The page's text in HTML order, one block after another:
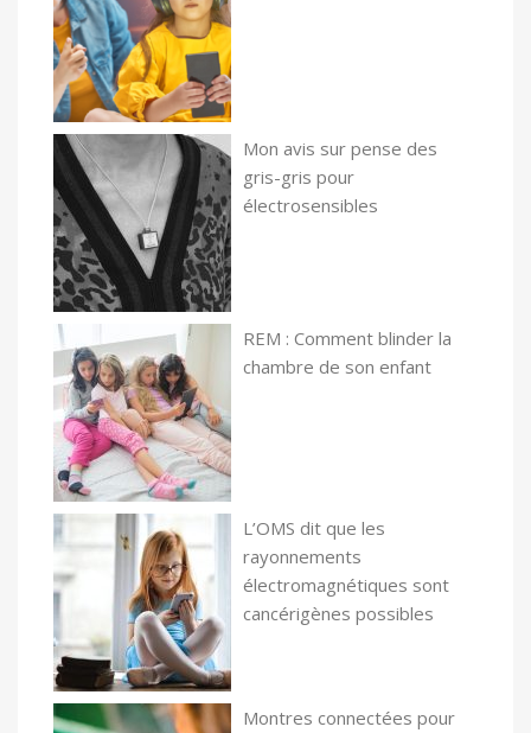
Mon avis sur pense des
gris-gris pour
électrosensibles
REM : Comment blinder la
chambre de son enfant
L’OMS dit que les
rayonnements
électromagnétiques sont
cancérigènes possibles
Montres connectées pour